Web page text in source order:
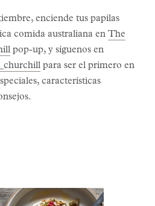
enciende tus papilas
comida australiana en The
pop-up, y síguenos en
para ser el primero en
características